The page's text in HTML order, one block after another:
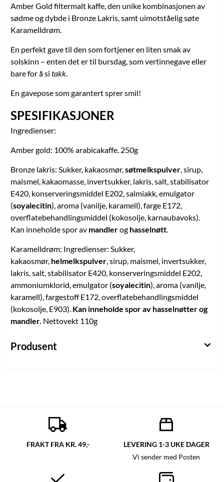
Amber Gold filtermalt kaffe, den unike kombinasjonen av
sødme og dybde i Bronze Lakris, samt uimotståelig søte
Karamelldrøm.
En perfekt gave til den som fortjener en liten smak av
solskinn – enten det er til bursdag, som vertinnegave eller
bare for å si takk.
En gavepose som garantert sprer smil!
SPESIFIKASJONER
Ingredienser:
Amber gold: 100% arabicakaffe. 250g
Bronze lakris: Sukker, kakaosmør,søtmelkspulver, sirup,
maismel, kakaomasse, invertsukker, lakris, salt, stabilisator
E420, konserveringsmiddel E202, salmiakk, emulgator
(soyalecitin), aroma (vanilje, karamell), farge E172,
overflatebehandlingsmiddel (kokosolje, karnaubavoks).
Kan inneholde spor av mandlerog hasselnøtt.
Karamelldrøm: Ingredienser: Sukker,
kakaosmør, helmelkspulver, sirup, maismel, invertsukker,
lakris, salt, stabilisator E420, konserveringsmiddel E202,
ammoniumklorid, emulgator (soyalecitin), aroma (vanilje,
karamell), fargestoff E172, overflatebehandlingsmiddel
(kokosolje, E903). Kan inneholde spor av hasselnøtter og
mandler. Nettovekt 110g
Produsent
FRAKT FRA KR. 49,- LEVERING 1-3 UKE DAGER
Vi sender med Posten